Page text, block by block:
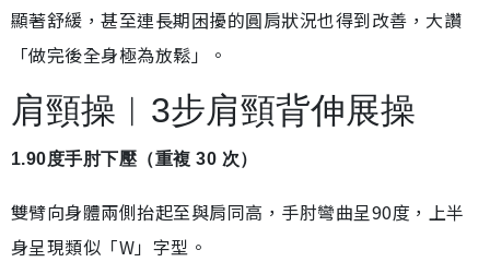
顯著舒緩，甚至連長期困擾的圓肩狀況也得到改善，大讚
「做完後全身極為放鬆」。
肩頸操︱3步肩頸背伸展操
1.90度手肘下壓（重複 30 次）
雙臂向身體兩側抬起至與肩同高，手肘彎曲呈90度，上半
身呈現類似「W」字型。